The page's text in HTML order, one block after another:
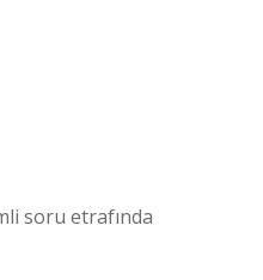
soru etrafında